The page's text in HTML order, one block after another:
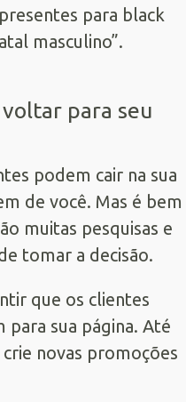
para black
masculino”.
para seu
podem cair na sua
de você. Mas é bem
muitas pesquisas e
tomar a decisão.
que os clientes
sua página. Até
novas promoções